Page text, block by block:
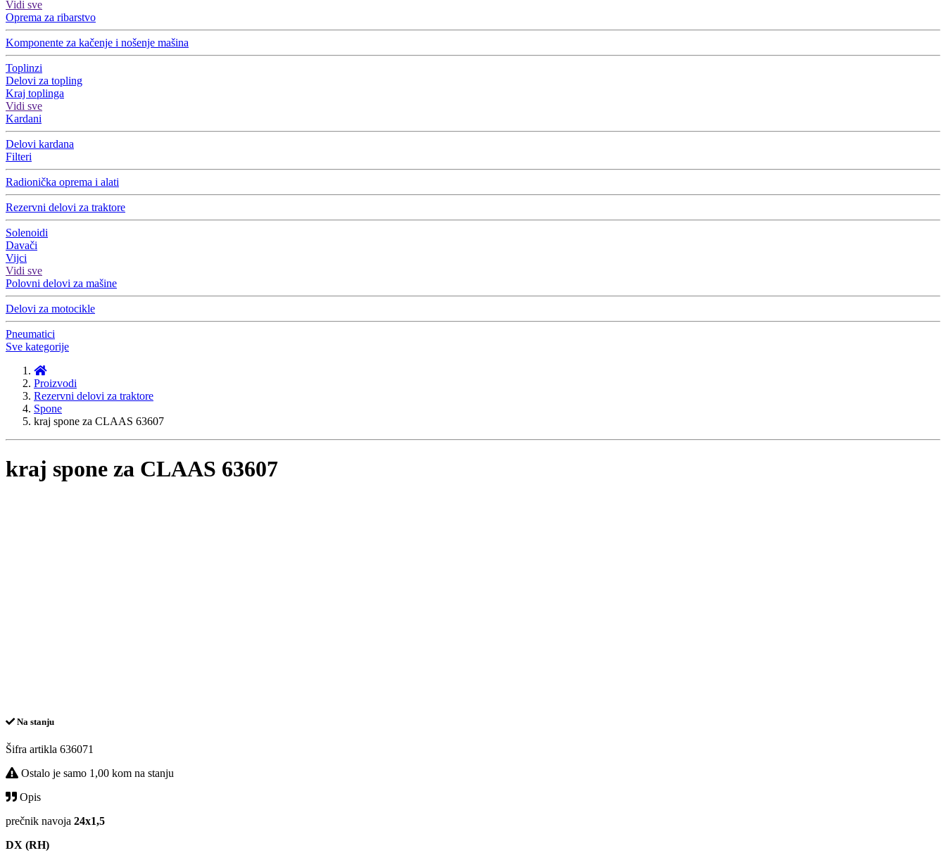
Vidi sve
Oprema za ribarstvo
Komponente za kačenje i nošenje mašina
Toplinzi
Delovi za topling
Kraj toplinga
Vidi sve
Kardani
Delovi kardana
Filteri
Radionička oprema i alati
Rezervni delovi za traktore
Solenoidi
Davači
Vijci
Vidi sve
Polovni delovi za mašine
Delovi za motocikle
Pneumatici
Sve kategorije
Proizvodi
Rezervni delovi za traktore
Spone
kraj spone za CLAAS 63607
kraj spone za CLAAS 63607
Na stanju
Šifra artikla 636071
Ostalo je samo 1,00 kom na stanju
Opis
prečnik navoja 24x1,5
DX (RH)